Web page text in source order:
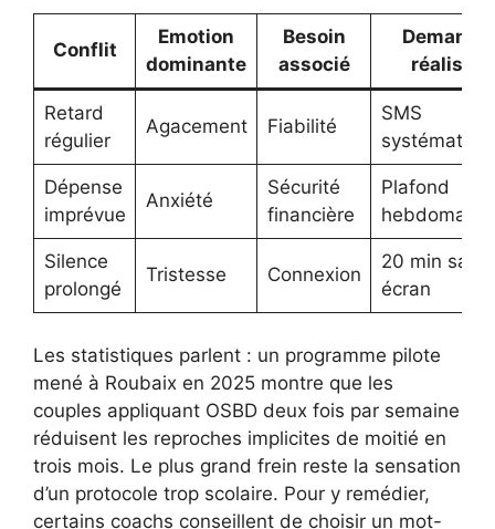
Conflit
Emotion
dominante
Besoin
associé
Demande
réaliste
Retard
régulier
Agacement Fiabilité
SMS
Dépense
imprévue
Anxiété
Sécurité
financière
Plafond
Silence
prolongé
Tristesse Connexion
20 min sans
écran
Les statistiques parlent : un programme pilote
mené à Roubaix en 2025 montre que les
couples appliquant OSBD deux fois par semaine
réduisent les reproches implicites de moitié en
trois mois. Le plus grand frein reste la sensation
d’un protocole trop scolaire. Pour y remédier,
certains coachs conseillent de choisir un mot-